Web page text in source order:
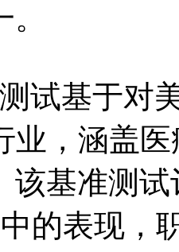
基于对美
业，涵盖
该基准测
的表现，